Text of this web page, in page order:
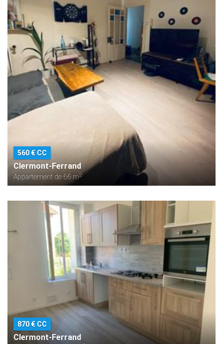
560 € CC
Clermont-Ferrand
Appartement de 66 m2
870 € CC
Clermont-Ferrand